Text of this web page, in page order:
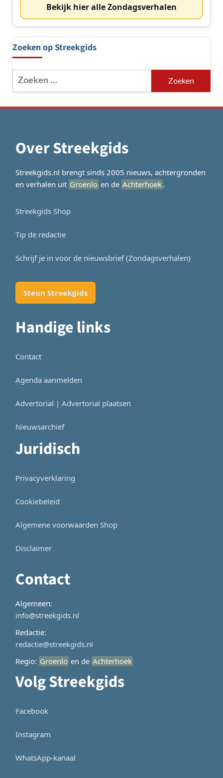
Bekijk hier alle Zondagsverhalen
Zoeken op Streekgids
Zoeken
naar:
Over Streekgids
Streekgids.nl brengt sinds 2005 nieuws, achtergronden
en verhalen uit Groenlo en de Achterhoek.
Streekgids Shop
Tip de redactie
Schrijf je in voor de nieuwsbrief (Zondagsverhalen)
Steun Streekgids
Handige links
Contact
Agenda aanmelden
Advertorial | Advertorial plaatsen
Nieuwsarchief
Juridisch
Privacyverklaring
Cookiebeleid
Algemene voorwaarden Shop
Disclaimer
Contact
Algemeen:
info@streekgids.nl
Redactie:
redactie@streekgids.nl
Regio: Groenlo en de Achterhoek
Volg Streekgids
Facebook
Instagram
WhatsApp-kanaal